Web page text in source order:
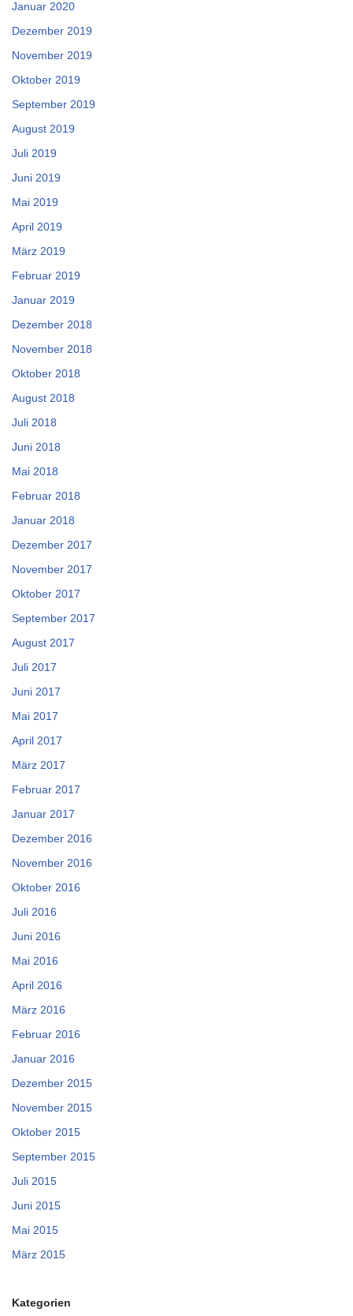
Januar 2020
Dezember 2019
November 2019
Oktober 2019
September 2019
August 2019
Juli 2019
Juni 2019
Mai 2019
April 2019
März 2019
Februar 2019
Januar 2019
Dezember 2018
November 2018
Oktober 2018
August 2018
Juli 2018
Juni 2018
Mai 2018
Februar 2018
Januar 2018
Dezember 2017
November 2017
Oktober 2017
September 2017
August 2017
Juli 2017
Juni 2017
Mai 2017
April 2017
März 2017
Februar 2017
Januar 2017
Dezember 2016
November 2016
Oktober 2016
Juli 2016
Juni 2016
Mai 2016
April 2016
März 2016
Februar 2016
Januar 2016
Dezember 2015
November 2015
Oktober 2015
September 2015
Juli 2015
Juni 2015
Mai 2015
März 2015
Kategorien